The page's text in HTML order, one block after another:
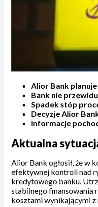
Alior Bank
Bank nie
Spadek stóp
Decyzje Alior
Informacje
Aktualna
Alior Bank ogłosił, że w
efektywnej kontroli nad
kredytowego banku.
stabilnego finansowania
kosztami wynikającymi z